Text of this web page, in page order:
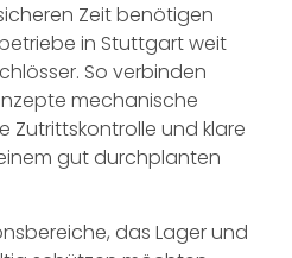
Zeit benötigen
in Stuttgart weit
So verbinden
mechanische
Zutrittskontrolle und klare
gut durchplanten
das Lager und